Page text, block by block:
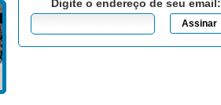
Digite o endereço de seu email: